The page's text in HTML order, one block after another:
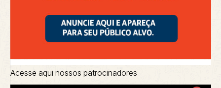
Acesse aqui nossos patrocinadores